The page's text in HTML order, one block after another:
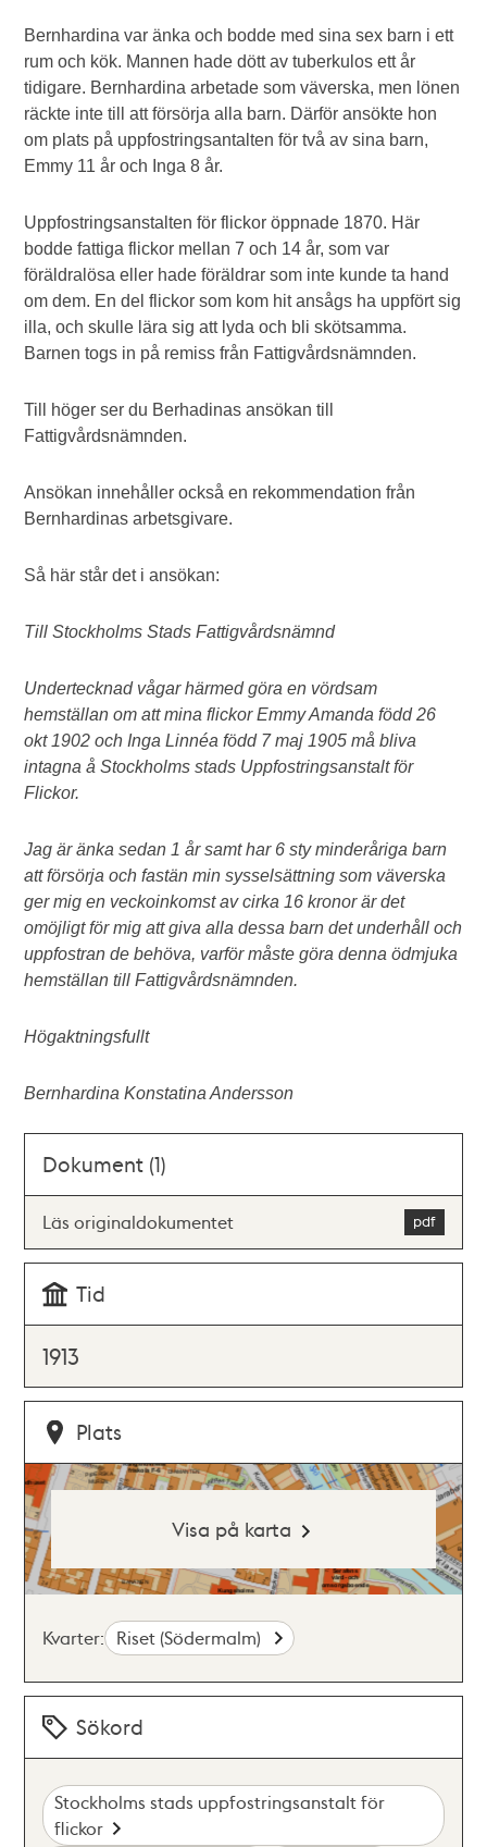
Bernhardina var änka och bodde med sina sex barn i ett
rum och kök. Mannen hade dött av tuberkulos ett år
tidigare. Bernhardina arbetade som väverska, men lönen
räckte inte till att försörja alla barn. Därför ansökte hon
om plats på uppfostringsantalten för två av sina barn,
Emmy 11 år och Inga 8 år.
Uppfostringsanstalten för flickor öppnade 1870. Här
bodde fattiga flickor mellan 7 och 14 år, som var
föräldralösa eller hade föräldrar som inte kunde ta hand
om dem. En del flickor som kom hit ansågs ha uppfört sig
illa, och skulle lära sig att lyda och bli skötsamma.
Barnen togs in på remiss från Fattigvårdsnämnden.
Till höger ser du Berhadinas ansökan till
Fattigvårdsnämnden.
Ansökan innehåller också en rekommendation från
Bernhardinas arbetsgivare.
Så här står det i ansökan:
Till Stockholms Stads Fattigvårdsnämnd
Undertecknad vågar härmed göra en vördsam
hemställan om att mina flickor Emmy Amanda född 26
okt 1902 och Inga Linnéa född 7 maj 1905 må bliva
intagna å Stockholms stads Uppfostringsanstalt för
Flickor.
Jag är änka sedan 1 år samt har 6 sty minderåriga barn
att försörja och fastän min sysselsättning som väverska
ger mig en veckoinkomst av cirka 16 kronor är det
omöjligt för mig att giva alla dessa barn det underhåll och
uppfostran de behöva, varför måste göra denna ödmjuka
hemställan till Fattigvårdsnämnden.
Högaktningsfullt
Bernhardina Konstatina Andersson
Dokument (1)
Läs originaldokumentet
Tid
1913
Plats
Visa på karta
Kvarter: Riset (Södermalm)
Sökord
Stockholms stads uppfostringsanstalt för
flickor